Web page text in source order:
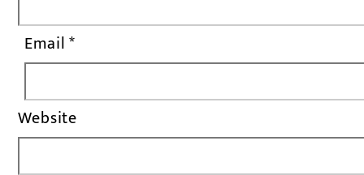
Email*
Website